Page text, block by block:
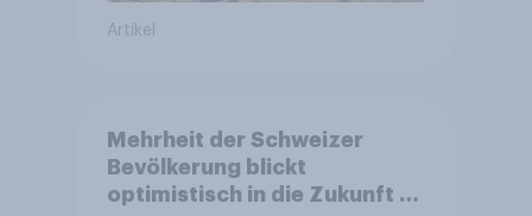
Artikel
Mehrheit der Schweizer
Bevölkerung blickt
optimistisch in die Zukunft –